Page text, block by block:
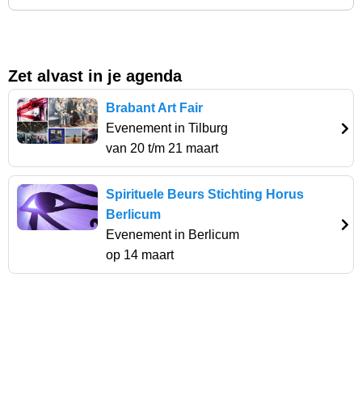
Zet alvast in je agenda
Brabant Art Fair
Evenement in Tilburg
van 20 t/m 21 maart
Spirituele Beurs Stichting Horus
Berlicum
Evenement in Berlicum
op 14 maart